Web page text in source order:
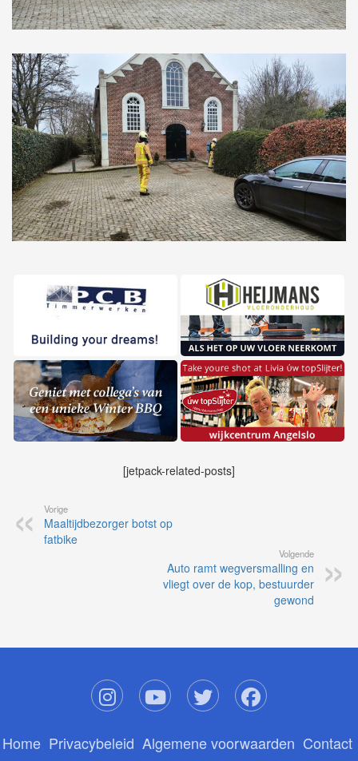
[jetpack-related-posts]
Vorige
Maaltijdbezorger botst op
fatbike
Volgende
Auto ramt wegversmalling en
vliegt over de kop, bestuurder
gewond
Home Privacybeleid Algemene voorwaarden Contact